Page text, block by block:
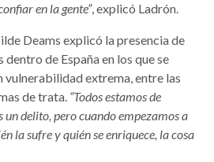
en la gente”, explicó Ladrón.
Deams explicó la presencia de
de España en los que se
vulnerabilidad extrema, entre las
de trata. “Todos estamos de
un delito, pero cuando empezamos a
la sufre y quién se enriquece, la cosa